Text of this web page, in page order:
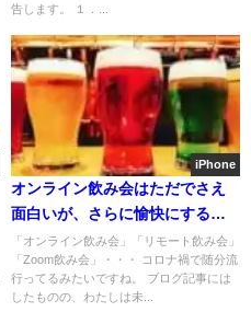
告します。 １．...
iPhone
オンライン飲み会はただでさえ
面白いが、さらに愉快にするた
めのコツ
「オンライン飲み会」「リモート飲み会」
「Zoom飲み会」・・・ コロナ禍で随分流
行ってるみたいですね。 ブログ記事には
したものの、わたしは未...